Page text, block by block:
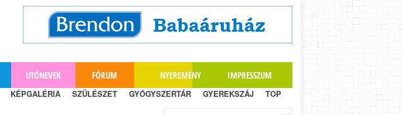
UTÓNEVEK FÓRUM NYEREMÉNY IMPRESSZUM
KÉPGALÉRIA SZÜLÉSZET GYÓGYSZERTÁR GYEREKSZÁJ TOP